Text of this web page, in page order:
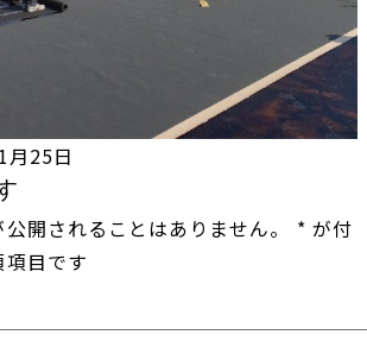
月25日
開されることはありません。 * が付
目です